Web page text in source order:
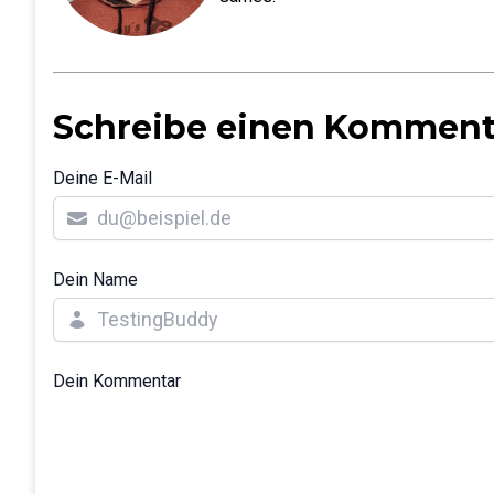
Schreibe einen
Deine E-Mail
Dein Name
Dein Kommentar